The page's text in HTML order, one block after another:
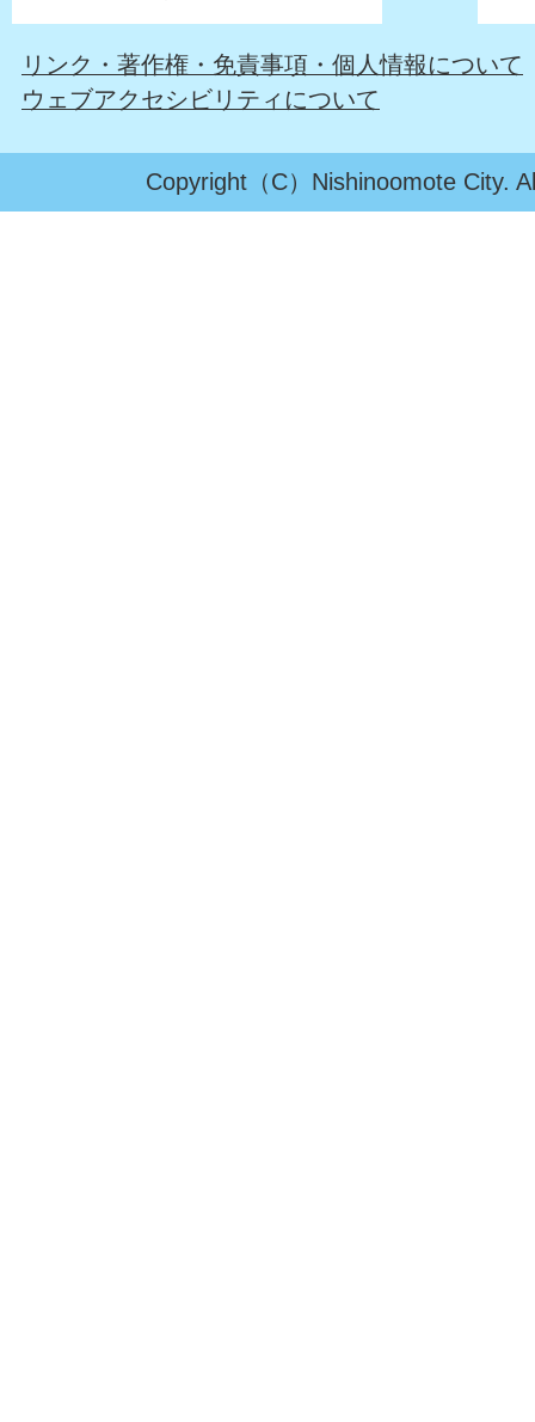
リンク・著作権・免責事項・個人情報について
ウェブアクセシビリティについて
Copyright（C）Nishinoomote City.